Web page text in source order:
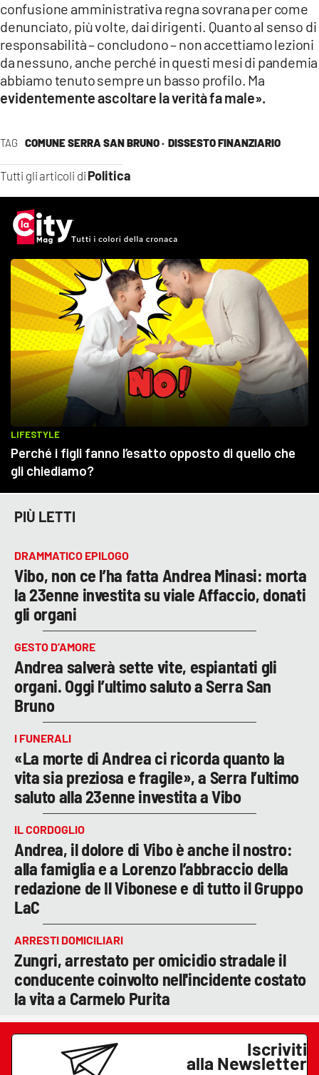
TAG COMUNE SERRA SAN BRUNO · DISSESTO FINANZIARIO
Tutti gli articoli di Politica
confusione amministrativa regna sovrana per come
denunciato, più volte, dai dirigenti. Quanto al senso di
responsabilità – concludono – non accettiamo lezioni
da nessuno, anche perché in questi mesi di pandemia
abbiamo tenuto sempre un basso profilo. Ma
evidentemente ascoltare la verità fa male».
PIÙ LETTI
DRAMMATICO EPILOGO
Vibo, non ce l’ha fatta Andrea Minasi: morta
la 23enne investita su viale Affaccio, donati
gli organi
GESTO D’AMORE
Andrea salverà sette vite, espiantati gli
organi. Oggi l’ultimo saluto a Serra San
Bruno
I FUNERALI
«La morte di Andrea ci ricorda quanto la
vita sia preziosa e fragile», a Serra l’ultimo
saluto alla 23enne investita a Vibo
IL CORDOGLIO
Andrea, il dolore di Vibo è anche il nostro:
alla famiglia e a Lorenzo l’abbraccio della
redazione de Il Vibonese e di tutto il Gruppo
LaC
ARRESTI DOMICILIARI
Zungri, arrestato per omicidio stradale il
conducente coinvolto nell'incidente costato
la vita a Carmelo Purita
Iscriviti
alla Newsletter